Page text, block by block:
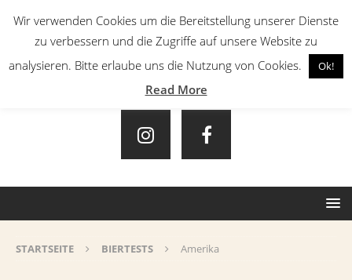
STARTSEITE BIERTESTS Amerika
Wir verwenden Cookies um die Bereitstellung unserer Dienste
zu verbessern und die Zugriffe auf unsere Website zu
analysieren. Bitte erlaube uns die Nutzung von Cookies.
Ok!
Read More